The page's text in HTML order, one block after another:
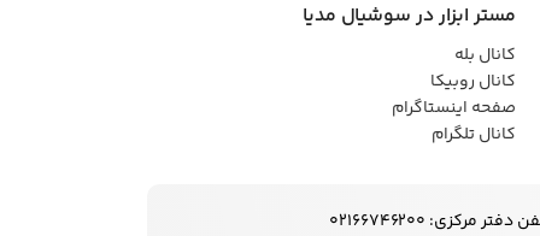
مستر ابزار در سوشیال مدیا
کانال بله
کانال روبیکا
صفحه اینستاگرام
کانال تلگرام
دفتر مرکزی: 02166746200